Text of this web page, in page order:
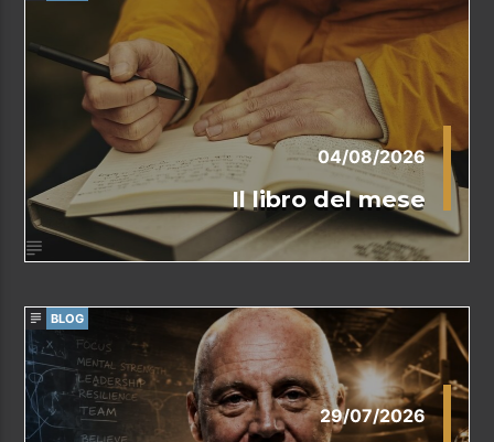
04/08/2026
Il libro del mese
BLOG
29/07/2026